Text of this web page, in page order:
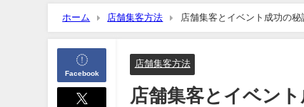
ホーム 店舗集客方法 店舗集客とイベント成功の
Facebook
店舗集客方法
店舗集客とイベン